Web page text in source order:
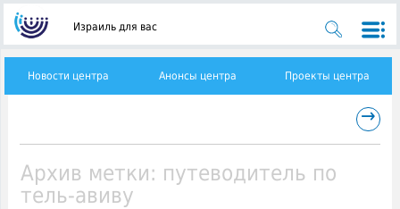
Израиль для вас
Новости центра Анонсы центра Проекты центра
→
Архив метки: путеводитель по
тель-авиву